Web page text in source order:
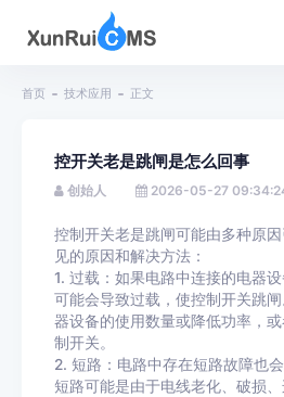
首页 技术应用 正文
控开关老是跳闸是怎么回事
创始人 2026-05-27
控制开关老是跳闸可能由多种原
见的原因和解决方法：
1. 过载：如果电路中连接的电器
可能会导致过载，使控制开关跳
器设备的使用数量或降低功率，
制开关。
2. 短路：电路中存在短路故障也
短路可能是由于电线老化、破损